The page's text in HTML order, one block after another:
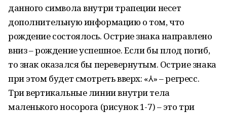
данного символа внутри трапеции несет
дополнительную информацию о том, что
рождение состоялось. Острие знака направлено
вниз – рождение успешное. Если бы плод погиб,
то знак оказался бы перевернутым. Острие знака
при этом будет смотреть вверх: «⅄» – регресс.
Три вертикальные линии внутри тела
маленького носорога (рисунок 1-7) – это три